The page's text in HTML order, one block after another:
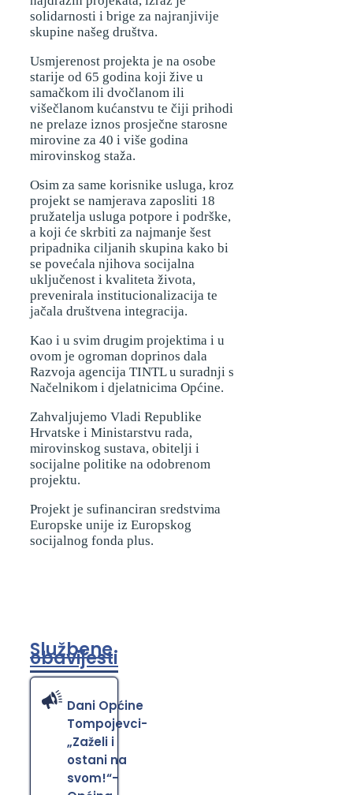
solidarnosti i brige za najranjivije
skupine našeg društva.
Usmjerenost projekta je na osobe
starije od 65 godina koji žive u
samačkom ili dvočlanom ili
višečlanom kućanstvu te čiji prihodi
ne prelaze iznos prosječne starosne
mirovine za 40 i više godina
mirovinskog staža.
Osim za same korisnike usluga, kroz
projekt se namjerava zaposliti 18
pružatelja usluga potpore i podrške,
a koji će skrbiti za najmanje šest
pripadnika ciljanih skupina kako bi
se povećala njihova socijalna
uključenost i kvaliteta života,
prevenirala institucionalizacija te
jačala društvena integracija.
Kao i u svim drugim projektima i u
ovom je ogroman doprinos dala
Razvoja agencija TINTL u suradnji s
Načelnikom i djelatnicima Općine.
Zahvaljujemo Vladi Republike
Hrvatske i Ministarstvu rada,
mirovinskog sustava, obitelji i
socijalne politike na odobrenom
projektu.
Projekt je sufinanciran sredstvima
Europske unije iz Europskog
socijalnog fonda plus.
Službene
obavijesti
Dani Općine
Tompojevci-
„Zaželi i
ostani na
svom!“-